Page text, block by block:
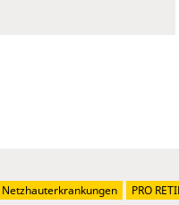
Netzhauterkrankungen PRO